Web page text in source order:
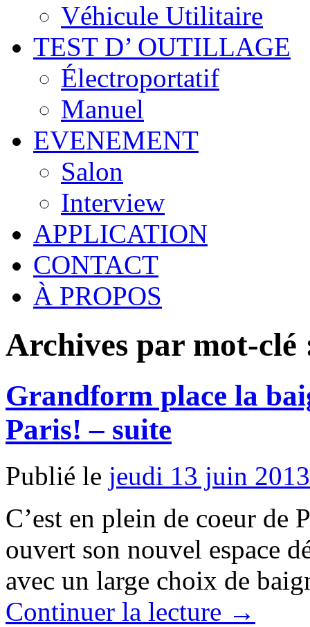
Véhicule Utilitaire
TEST D’ OUTILLAGE
Électroportatif
Manuel
EVENEMENT
Salon
Interview
APPLICATION
CONTACT
À PROPOS
Archives par mot-
Grandform place la
Paris! – suite
Publié le jeudi 13 juin 2013
C’est en plein de coeur de
ouvert son nouvel espace
avec un large choix de
Continuer la lecture →